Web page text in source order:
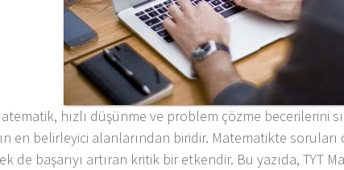
hızlı düşünme ve problem çözme becerilerini
en belirleyici alanlarından biridir. Matematikte soruları
de başarıyı artıran kritik bir etkendir. Bu yazıda, TYT